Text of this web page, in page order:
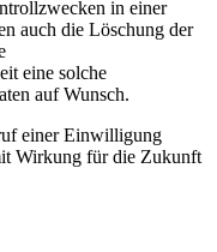
in einer
auch die Löschung der
eine solche
auf Wunsch.
einer Einwilligung
Wirkung für die Zukunft